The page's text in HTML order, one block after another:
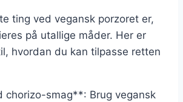
ting ved vegansk porzoret er,
på utallige måder. Her er
hvordan du kan tilpasse retten
chorizo-smag**: Brug vegansk